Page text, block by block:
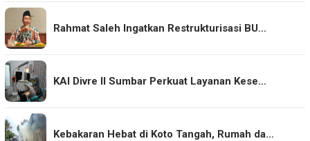
Rahmat Saleh Ingatkan Restrukturisasi BU…
KAI Divre II Sumbar Perkuat Layanan Kese…
Kebakaran Hebat di Koto Tangah, Rumah da…